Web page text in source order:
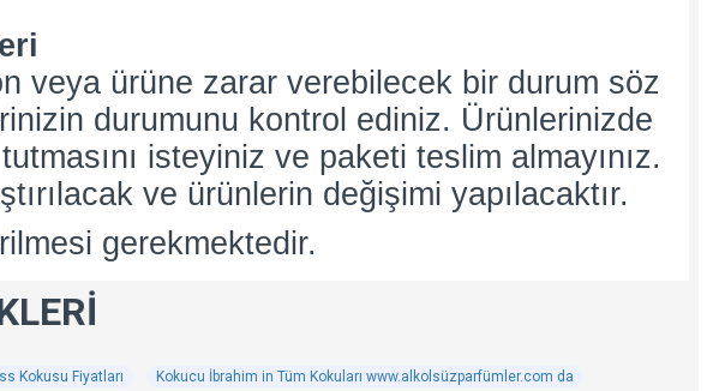
veya ürüne zarar verebilecek bir durum söz
durumunu kontrol ediniz. Ürünlerinizde
isteyiniz ve paketi teslim almayınız.
ve ürünlerin değişimi yapılacaktır.
gerekmektedir.
Kokusu Fiyatları Kokucu İbrahim in Tüm Kokuları www.alkolsüzparfümler.com da